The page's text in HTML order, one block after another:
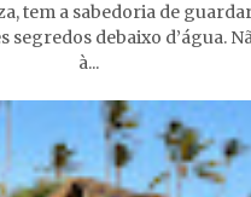
tem a sabedoria de
segredos debaixo d’água.
à...